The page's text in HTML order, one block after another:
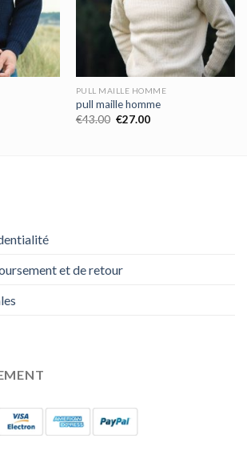
PULL MAILLE HOMME
pull maille homme
€43.00 €27.00
et de retour